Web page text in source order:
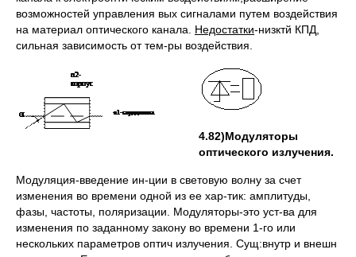
возможностей управления вых сигналами путем воздействия
на материал оптического канала. Недостатки-низктй КПД,
сильная зависимость от тем-ры воздействия.
4.82)Модуляторы
оптического излучения.
Модуляция-введение ин-ции в световую волну за счет
изменения во времени одной из ее хар-тик: амплитуды,
фазы, частоты, поляризации. Модуляторы-это уст-ва для
изменения по заданному закону во времени 1-го или
нескольких параметров оптич излучения. Сущ:внутр и внешн